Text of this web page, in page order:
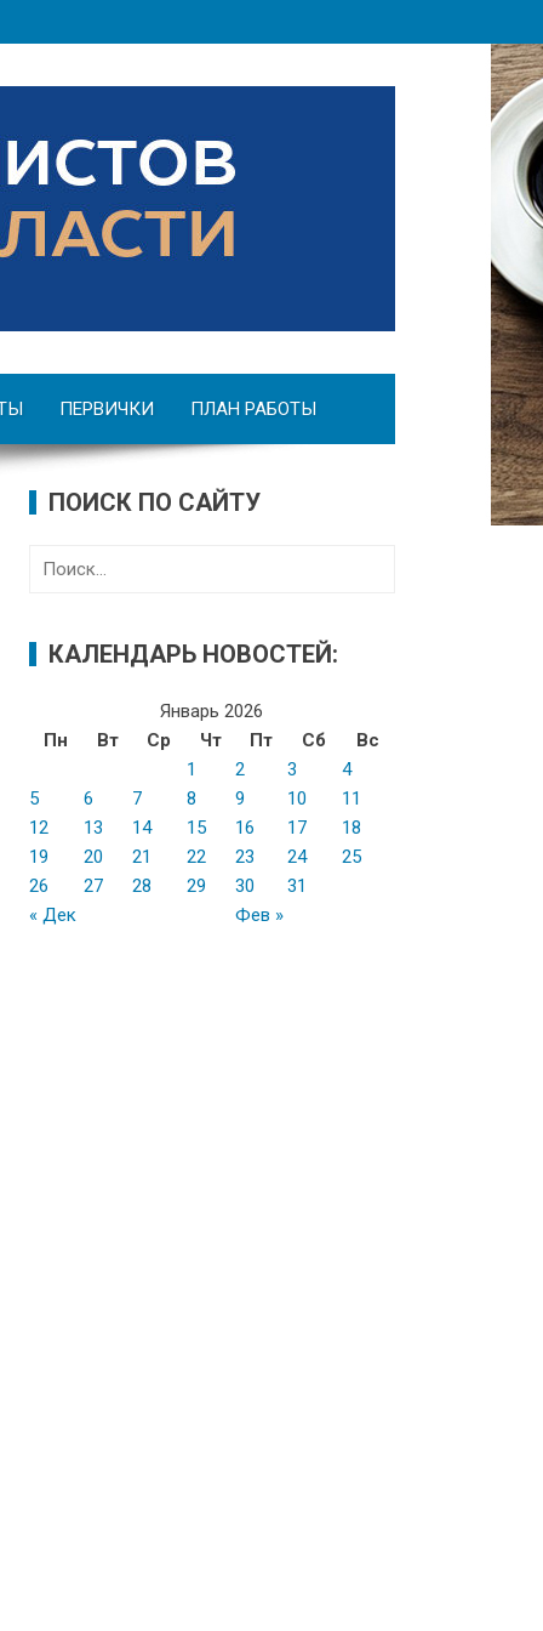
ПЕРВИЧКИ ПЛАН РАБОТЫ
ПОИСК ПО САЙТУ
т
КАЛЕНДАРЬ НОВОСТЕЙ:
Январь 2026
Пн
Вт Ср Чт Пт Сб Вс
« Дек Фев »
1 2 3
4
5
6 7 8 9 10
11
12
13 14 15 16 17
18
19
20 21 22 23 24
25
26
27 28 29 30 31